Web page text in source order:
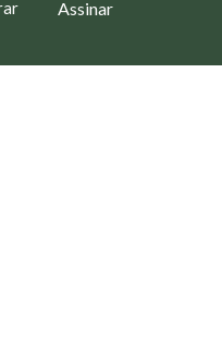
Assinar